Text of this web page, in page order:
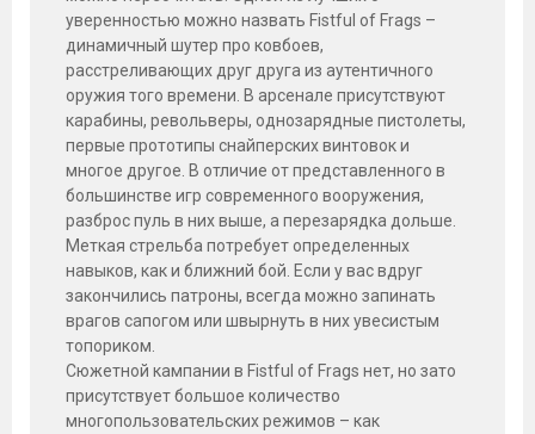
уверенностью можно назвать Fistful of Frags –
динамичный шутер про ковбоев,
расстреливающих друг друга из аутентичного
оружия того времени. В арсенале присутствуют
карабины, револьверы, однозарядные пистолеты,
первые прототипы снайперских винтовок и
многое другое. В отличие от представленного в
большинстве игр современного вооружения,
разброс пуль в них выше, а перезарядка дольше.
Меткая стрельба потребует определенных
навыков, как и ближний бой. Если у вас вдруг
закончились патроны, всегда можно запинать
врагов сапогом или швырнуть в них увесистым
топориком.
Сюжетной кампании в Fistful of Frags нет, но зато
присутствует большое количество
многопользовательских режимов – как